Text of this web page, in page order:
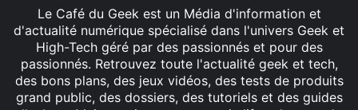
Le Café du Geek est un Média d'information et
d'actualité numérique spécialisé dans l'univers Geek et
High-Tech géré par des passionnés et pour des
passionnés. Retrouvez toute l'actualité geek et tech,
des bons plans, des jeux vidéos, des tests de produits
grand public, des dossiers, des tutoriels et des guides